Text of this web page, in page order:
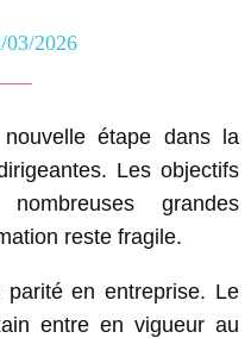
03/2026
étape dans la
Les objectifs
grandes
reste fragile.
en entreprise. Le
entre en vigueur au